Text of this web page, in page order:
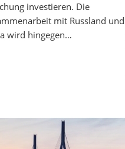
investieren. Die
mit Russland und
wird hingegen…